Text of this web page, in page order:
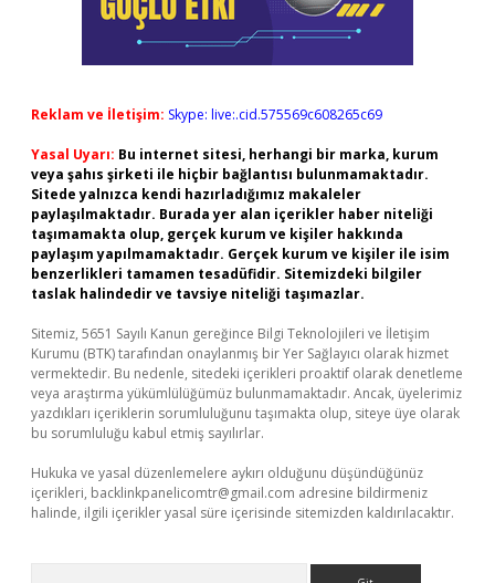
Reklam ve İletişim: Skype: live:.cid.575569c608265c69
Yasal Uyarı: Bu internet sitesi, herhangi bir marka, kurum
veya şahıs şirketi ile hiçbir bağlantısı bulunmamaktadır.
Sitede yalnızca kendi hazırladığımız makaleler
paylaşılmaktadır. Burada yer alan içerikler haber niteliği
taşımamakta olup, gerçek kurum ve kişiler hakkında
paylaşım yapılmamaktadır. Gerçek kurum ve kişiler ile isim
benzerlikleri tamamen tesadüfidir. Sitemizdeki bilgiler
taslak halindedir ve tavsiye niteliği taşımazlar.
Sitemiz, 5651 Sayılı Kanun gereğince Bilgi Teknolojileri ve İletişim
Kurumu (BTK) tarafından onaylanmış bir Yer Sağlayıcı olarak hizmet
vermektedir. Bu nedenle, sitedeki içerikleri proaktif olarak denetleme
veya araştırma yükümlülüğümüz bulunmamaktadır. Ancak, üyelerimiz
yazdıkları içeriklerin sorumluluğunu taşımakta olup, siteye üye olarak
bu sorumluluğu kabul etmiş sayılırlar.
Hukuka ve yasal düzenlemelere aykırı olduğunu düşündüğünüz
içerikleri, backlinkpanelicomtr@gmail.com adresine bildirmeniz
halinde, ilgili içerikler yasal süre içerisinde sitemizden kaldırılacaktır.